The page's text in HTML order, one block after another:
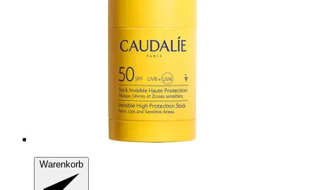
Warenkorb